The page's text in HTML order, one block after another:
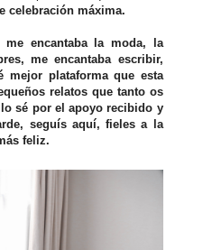
celebración máxima.
me encantaba la moda, la
me encantaba escribir,
mejor plataforma que esta
relatos que tanto os
sé por el apoyo recibido y
seguís aquí, fieles a la
feliz.